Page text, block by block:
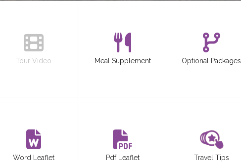
Tour Video Meal Supplement Optional Packages
Word Leaflet Pdf Leaflet Travel Tips